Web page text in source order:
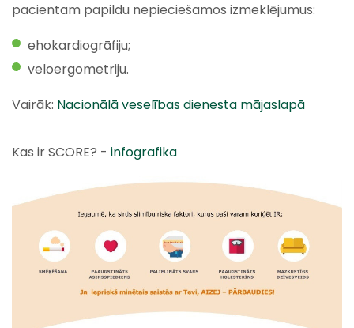
pacientam papildu nepieciešamos izmeklējumus:
ehokardiogrāfiju;
veloergometriju.
Vairāk: Nacionālā veselības dienesta mājaslapā
Kas ir SCORE? - infografika